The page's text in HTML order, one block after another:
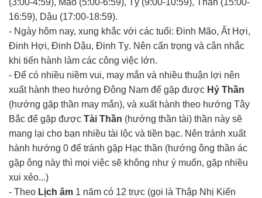
16:59), Dậu (17:00-18:59).
- Ngày hôm nay, xung khắc với các tuổi: Đinh Mão, Ất Hợi,
Đinh Hợi, Đinh Dậu, Đinh Tỵ. Nên cẩn trọng và cân nhắc
khi tiến hành làm các công việc lớn.
- Để có nhiều niềm vui, may mắn và nhiều thuận lợi nên
xuất hành theo hướng Đông Nam để gặp được Hỷ Thần
(hướng gặp thần may mắn), và xuất hành theo hướng Tây
Bắc để gặp được Tài Thần (hướng thần tài) thần này sẽ
mang lại cho bạn nhiều tài lộc và tiền bạc. Nên tránh xuất
hành hướng 0 để tránh gặp Hạc thần (hướng ông thần ác
gặp ông này thì mọi việc sẽ không như ý muốn, gặp nhiều
xui xẻo...)
- Theo Lịch âm 1 năm có 12 trực (gọi là Thập Nhị Kiến